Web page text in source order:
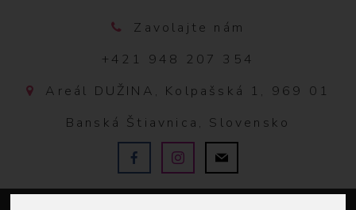
Zavolajte nám
+421 948 207 354
Areál DUŽINA, Kolpašská 1, 969 01
Banská Štiavnica, Slovensko